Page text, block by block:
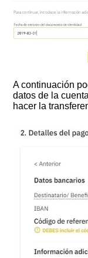
A continuación
datos de la
hacer la